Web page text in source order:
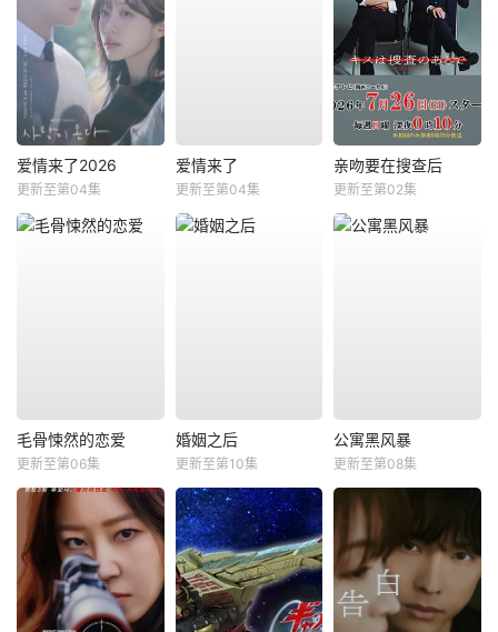
爱情来了2026
更新至第04集
爱情来了
更新至第04集
亲吻要在搜查后
更新至第02集
毛骨悚然的恋爱
更新至第06集
婚姻之后
更新至第10集
公寓黑风暴
更新至第08集